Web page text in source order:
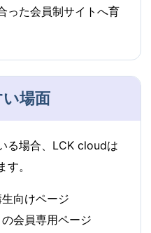
った会員制サイトへ育
場面
る場合、LCK cloudは
。
向けページ
会員専用ページ